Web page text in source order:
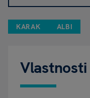
KARAK ALBI
Vlastnosti